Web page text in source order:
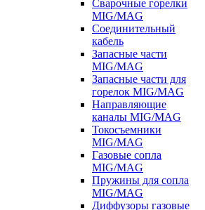
Сварочные горелки
MIG/MAG
Соединительный
кабель
Запасные части
MIG/MAG
Запасные части для
горелок MIG/MAG
Направляющие
каналы MIG/MAG
Токосъемники
MIG/MAG
Газовые сопла
MIG/MAG
Пружины для сопла
MIG/MAG
Диффузоры газовые